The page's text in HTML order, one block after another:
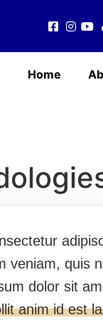
Home
veniam, quis
dolor sit
anim id est